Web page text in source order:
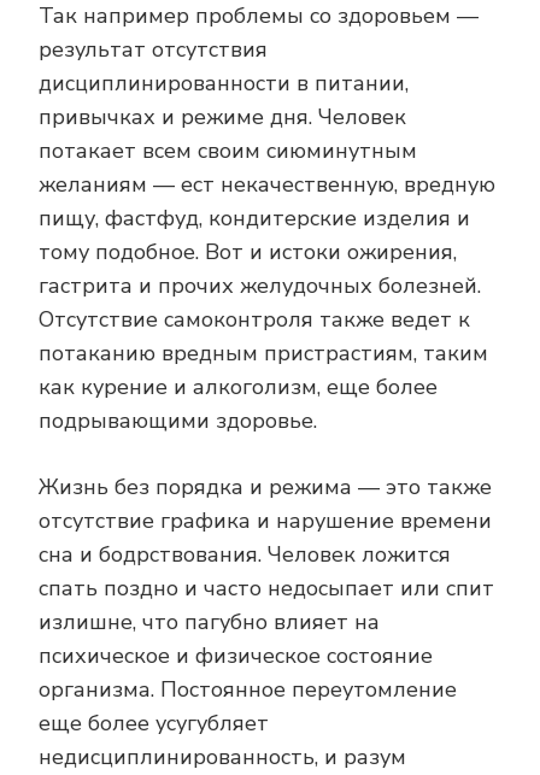
Так например проблемы со здоровьем —
результат отсутствия
дисциплинированности в питании,
привычках и режиме дня. Человек
потакает всем своим сиюминутным
желаниям — ест некачественную, вредную
пищу, фастфуд, кондитерские изделия и
тому подобное. Вот и истоки ожирения,
гастрита и прочих желудочных болезней.
Отсутствие самоконтроля также ведет к
потаканию вредным пристрастиям, таким
как курение и алкоголизм, еще более
подрывающими здоровье.
Жизнь без порядка и режима — это также
отсутствие графика и нарушение времени
сна и бодрствования. Человек ложится
спать поздно и часто недосыпает или спит
излишне, что пагубно влияет на
психическое и физическое состояние
организма. Постоянное переутомление
еще более усугубляет
недисциплинированность, и разум